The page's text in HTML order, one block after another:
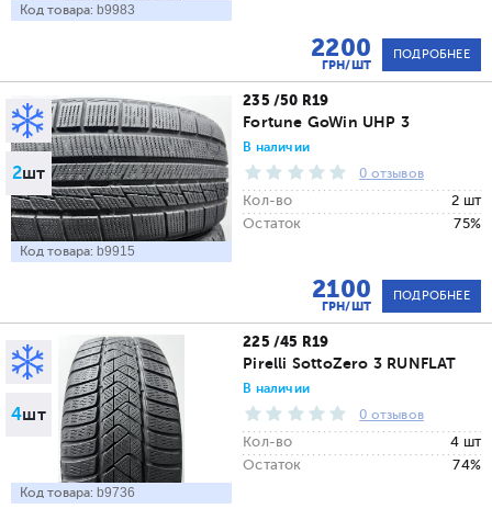
Код товара: b9983
2200
ГРН/ШТ
ПОДРОБНЕЕ
2шт
Код товара: b9915
235 /50 R19
Fortune GoWin UHP 3
В наличии
0 отзывов
Кол-во
2 шт
Остаток
75%
2100
ГРН/ШТ
ПОДРОБНЕЕ
4шт
Код товара: b9736
225 /45 R19
Pirelli SottoZero 3 RUNFLAT
В наличии
0 отзывов
Кол-во
4 шт
Остаток
74%